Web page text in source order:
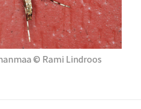
© Rami Lindroos